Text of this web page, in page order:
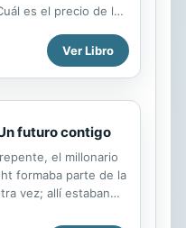
es el precio de la
por un misterioso
Caleb carga con el
que debe ser
El camino ha
y Livvie, todo está
¿Puede él
que ama por el
¿O hará él el
Ver Libro
futuro contigo
el millonario
formaba parte de la
vez; allí estaban